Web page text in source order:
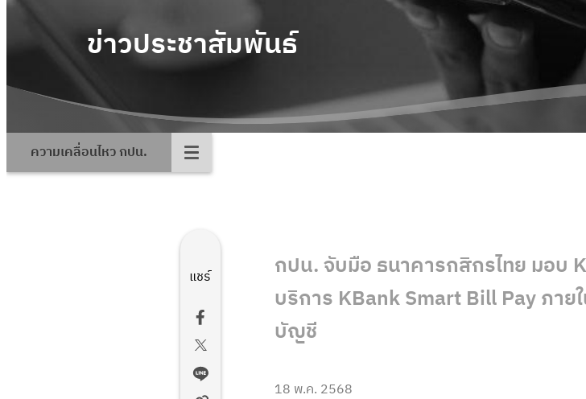
ข่าวประชาสัมพันธ์
ความเคลื่อนไหว กปน.
แชร์
กปน. จับมือ ธนาคารกสิกรไทย มอบ
บริการ KBank Smart Bill Pay ภาย
บัญชี
18 พ.ค. 2568